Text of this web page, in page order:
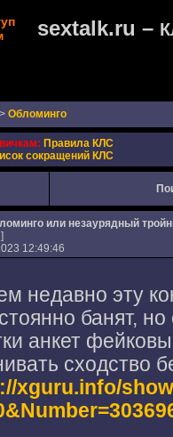
sextalk.ru –
Обломинго
Правила КЛС
сокращений КЛС
или незаурядный
12:49:46
недавно эту
банят,
анкет
сходство
xguru.info/